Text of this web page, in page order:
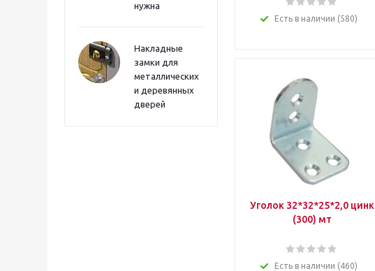
нужна
Накладные
замки для
металлических
и деревянных
дверей
Есть в наличии (580)
Уголок 32*32*25*2,0 цинк
(300) мт
Есть в наличии (460)